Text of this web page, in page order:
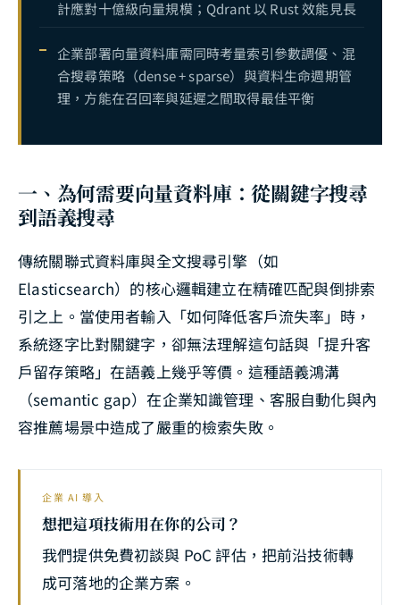
計應對十億級向量規模；Qdrant 以 Rust 效能見長
企業部署向量資料庫需同時考量索引參數調優、混
合搜尋策略（dense + sparse）與資料生命週期管
理，方能在召回率與延遲之間取得最佳平衡
一、為何需要向量資料庫：從關鍵字搜尋
到語義搜尋
傳統關聯式資料庫與全文搜尋引擎（如
Elasticsearch）的核心邏輯建立在精確匹配與倒排索
引之上。當使用者輸入「如何降低客戶流失率」時，
系統逐字比對關鍵字，卻無法理解這句話與「提升客
戶留存策略」在語義上幾乎等價。這種語義鴻溝
（semantic gap）在企業知識管理、客服自動化與內
容推薦場景中造成了嚴重的檢索失敗。
企業 AI 導入
想把這項技術用在你的公司？
我們提供免費初談與 PoC 評估，把前沿技術轉
成可落地的企業方案。